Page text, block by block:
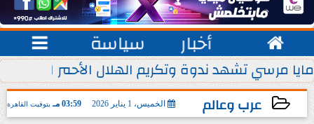
 أخبار سياسة 
يوليو من كل عام
مايا مرسي تشهد ندوة وتكريم الهلال الأحمر
عرب وعالم الخميس، 1 يناير 2026 03:59 مـ بتوقيت القاهرة